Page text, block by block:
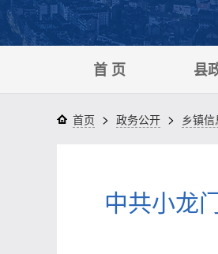
首 页 县
首页 > 政务公开 > 乡镇
中共小龙